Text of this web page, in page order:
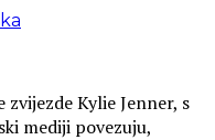
Kylie Jenner, s
mediji povezuju,